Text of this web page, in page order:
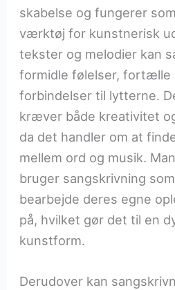
skabelse og fungerer
værktøj for kunstnerisk
tekster og melodier kan
formidle følelser, fortælle
forbindelser til lytterne.
kræver både kreativitet
da det handler om at
mellem ord og musik.
bruger sangskrivning
bearbejde deres egne
på, hvilket gør det til en
kunstform.
Derudover kan